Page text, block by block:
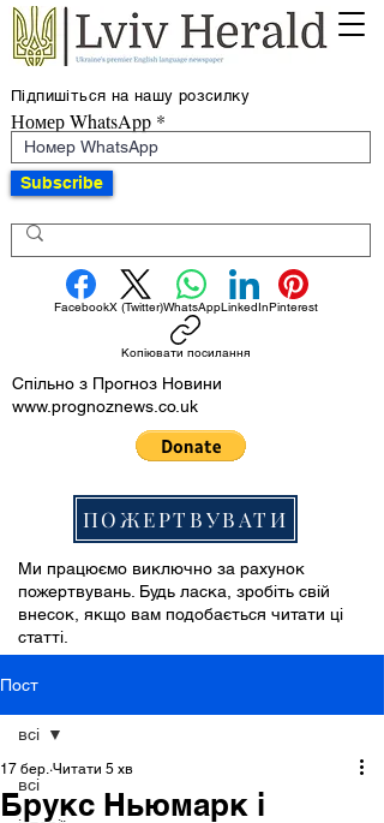
Підпишіться на нашу розсилку
Номер WhatsApp
Subscribe
FacebookX (Twitter)WhatsAppLinkedInPinterest
Копіювати посилання
Спільно з Прогноз Новини
www.prognoznews.co.uk
ПОЖЕРТВУВАТИ
Ми працюємо виключно за рахунок
пожертвувань. Будь ласка, зробіть свій
внесок, якщо вам подобається читати ці
статті.
Пост
всі
всі
Брукс Ньюмарк і
17 бер. Читати 5 хв